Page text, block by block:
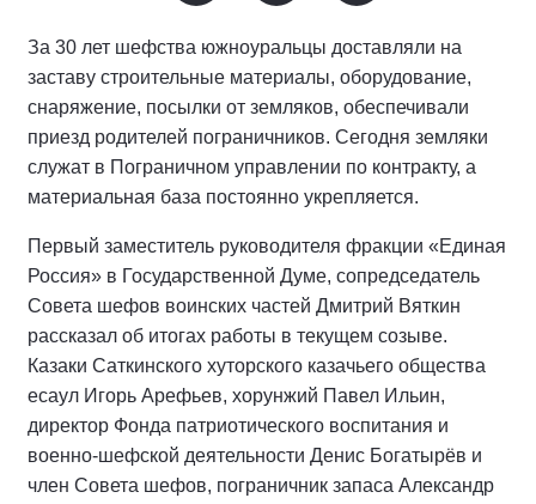
За 30 лет шефства южноуральцы доставляли на
заставу строительные материалы, оборудование,
снаряжение, посылки от земляков, обеспечивали
приезд родителей пограничников. Сегодня земляки
служат в Пограничном управлении по контракту, а
материальная база постоянно укрепляется.
Первый заместитель руководителя фракции «Единая
Россия» в Государственной Думе, сопредседатель
Совета шефов воинских частей Дмитрий Вяткин
рассказал об итогах работы в текущем созыве.
Казаки Саткинского хуторского казачьего общества
есаул Игорь Арефьев, хорунжий Павел Ильин,
директор Фонда патриотического воспитания и
военно-шефской деятельности Денис Богатырёв и
член Совета шефов, пограничник запаса Александр